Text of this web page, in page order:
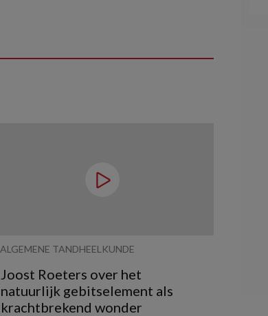
ALGEMENE TANDHEELKUNDE
Joost Roeters over het
natuurlijk gebitselement als
krachtbrekend wonder